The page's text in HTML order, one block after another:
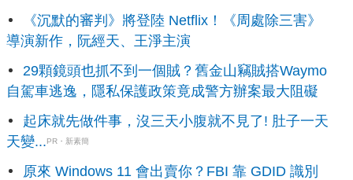
《沉默的審判》將登陸 Netflix！《周處除三害》
導演新作，阮經天、王淨主演
29顆鏡頭也抓不到一個賊？舊金山竊賊搭Waymo
自駕車逃逸，隱私保護政策竟成警方辦案最大阻礙
起床就先做件事，沒三天小腹就不見了! 肚子一天
天變...PR・新素簡
原來 Windows 11 會出賣你？FBI 靠 GDID 識別